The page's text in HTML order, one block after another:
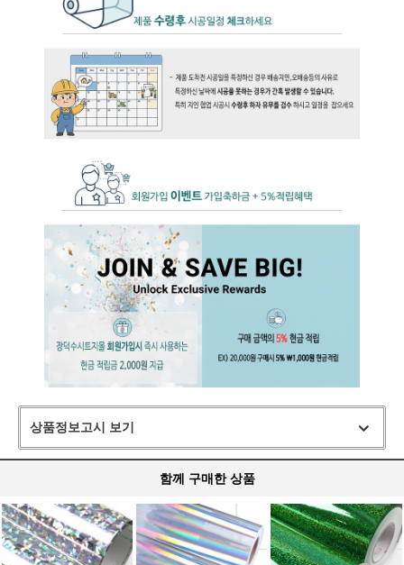
상품정보고시 보기
함께 구매한 상품